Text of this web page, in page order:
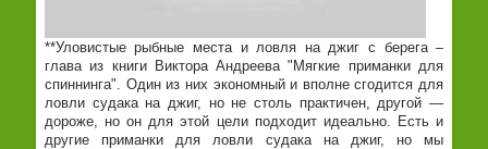
**Уловистые рыбные места и ловля на джиг с берега –
глава из книги Виктора Андреева "Мягкие приманки для
спиннинга". Один из них экономный и вполне сгодится для
ловли судака на джиг, но не столь практичен, другой —
дороже, но он для этой цели подходит идеально. Есть и
другие приманки для ловли судака на джиг, но мы